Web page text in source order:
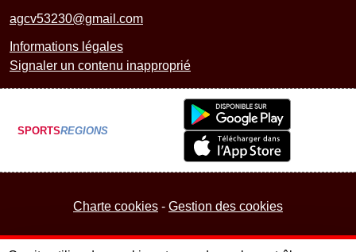
agcv53230@gmail.com
Informations légales
Signaler un contenu inapproprié
SPORTSREGIONS
Charte cookies Gestion des cookies